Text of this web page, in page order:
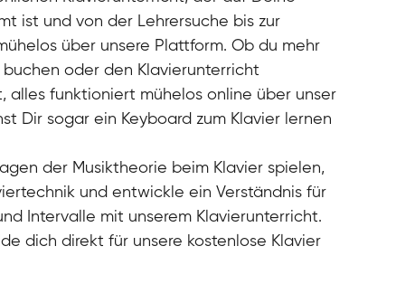
ist und von der Lehrersuche bis zur
über unsere Plattform. Ob du mehr
oder den Klavierunterricht
alles funktioniert mühelos online über unser
Dir sogar ein Keyboard zum Klavier lernen
der Musiktheorie beim Klavier spielen,
und entwickle ein Verständnis für
Intervalle mit unserem Klavierunterricht.
dich direkt für unsere kostenlose Klavier